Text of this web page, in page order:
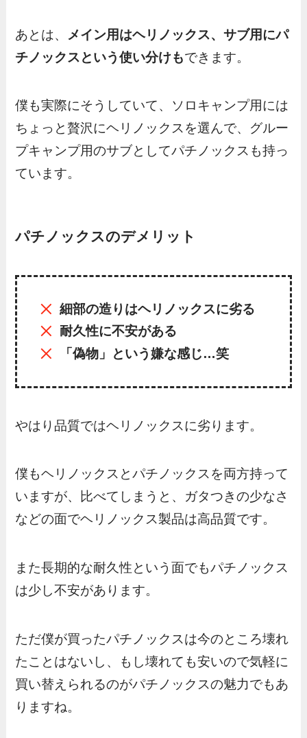
あとは、
メイン用はヘリノックス、サブ用にパ
チノックスという使い分けもできます。
僕も実際にそうしていて、ソロキャンプ用には
ちょっと贅沢にヘリノックスを選んで、グルー
プキャンプ用のサブとしてパチノックスも持っ
ています。
パチノックスのデメリット
細部の造りはヘリノックスに劣る
耐久性に不安がある
「偽物」という嫌な感じ…笑
やはり品質ではヘリノックスに劣ります。
僕もヘリノックスとパチノックスを両方持って
いますが、比べてしまうと、ガタつきの少なさ
などの面でヘリノックス製品は高品質です。
また長期的な耐久性という面でもパチノックス
は少し不安があります。
ただ僕が買ったパチノックスは今のところ壊れ
たことはないし、もし壊れても安いので気軽に
買い替えられるのがパチノックスの魅力でもあ
りますね。